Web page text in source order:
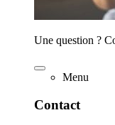
Une question ?
Menu
Contact